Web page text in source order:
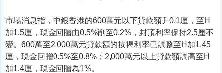
我
們
市場消息指，中銀香港的600萬元以下貸款額升0.1厘，至H
加1.5厘，現金回贈由0.5%削至0.2%，封頂利率保持2.5厘不
變。600萬至2,000萬元貸款額的按揭利率已調整至H加1.45
厘，現金回贈0.5%至0.8%；2,000萬元以上貸款額調高至H
加1.4厘，現金回贈為1%。